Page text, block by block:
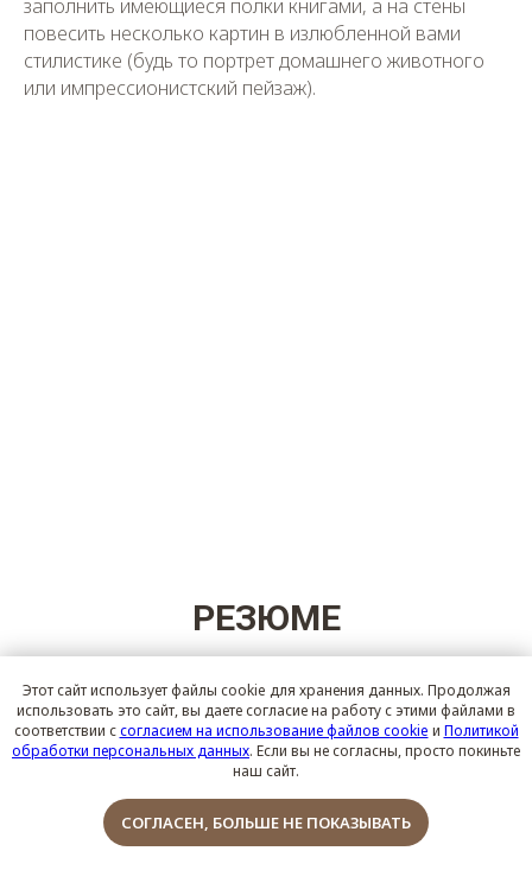
Этот сайт использует файлы cookie для хранения данных. Продолжая
использовать это сайт, вы даете согласие на работу с этими файлами в
соответствии ссогласием на использование файлов cookie и Политикой
обработки персональных данных. Если вы не согласны, просто покиньте
наш сайт.
СОГЛАСЕН, БОЛЬШЕ НЕ ПОКАЗЫВАТЬ
заполнить имеющиеся полки книгами, а на стены
повесить несколько картин в излюбленной вами
стилистике (будь то портрет домашнего животного
или импрессионистский пейзаж).
РЕЗЮМЕ
Холостяцкий интерьер отнюдь не обязан
соответствовать клишированным представлениям:
мужчина способен подобрать вариант себе по вкусу.
Главное при формировании дизайна интерьера
Обсудить проект